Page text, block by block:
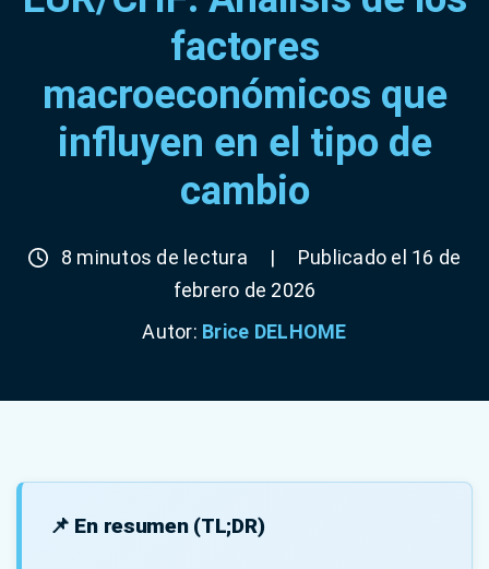
factores
macroeconómicos que
influyen en el tipo de
cambio
8 minutos de lectura |
Publicado el 16 de
febrero de 2026
Autor: Brice DELHOME
📌 En resumen (TL;DR)